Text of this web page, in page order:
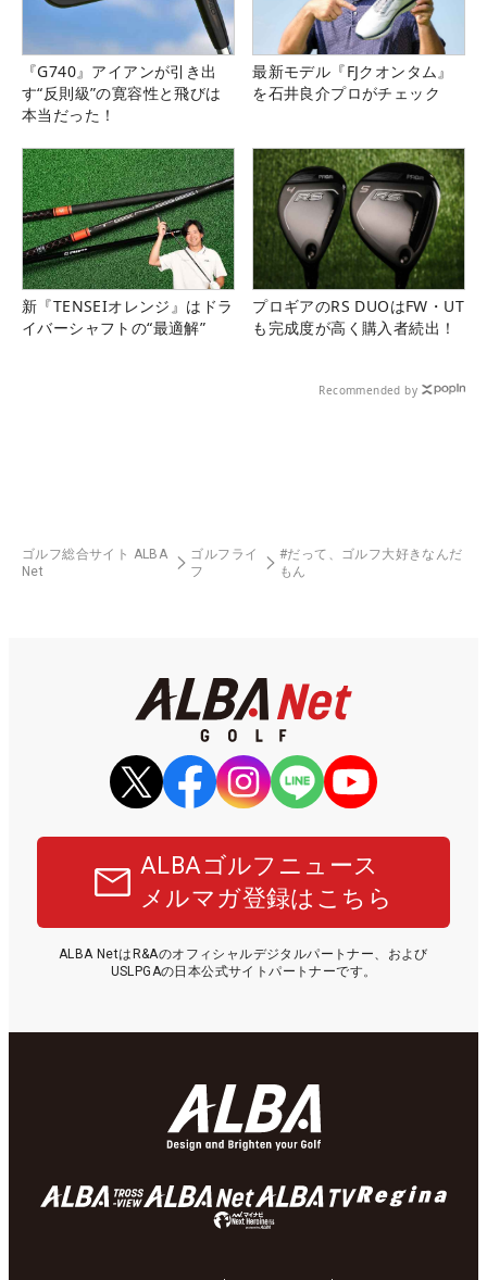
『G740』アイアンが引き出
す“反則級”の寛容性と飛びは
本当だった！
最新モデル『FJクオンタム』
を石井良介プロがチェック
新『TENSEIオレンジ』はドラ
イバーシャフトの“最適解”
プロギアのRS DUOはFW・UT
も完成度が高く購入者続出！
Recommended by
ゴルフ総合サイト ALBA
Net
ゴルフライ
フ
#だって、ゴルフ大好きなんだ
もん
ALBAゴルフニュース
メルマガ登録はこちら
ALBA NetはR&Aのオフィシャルデジタルパートナー、および
USLPGAの日本公式サイトパートナーです。